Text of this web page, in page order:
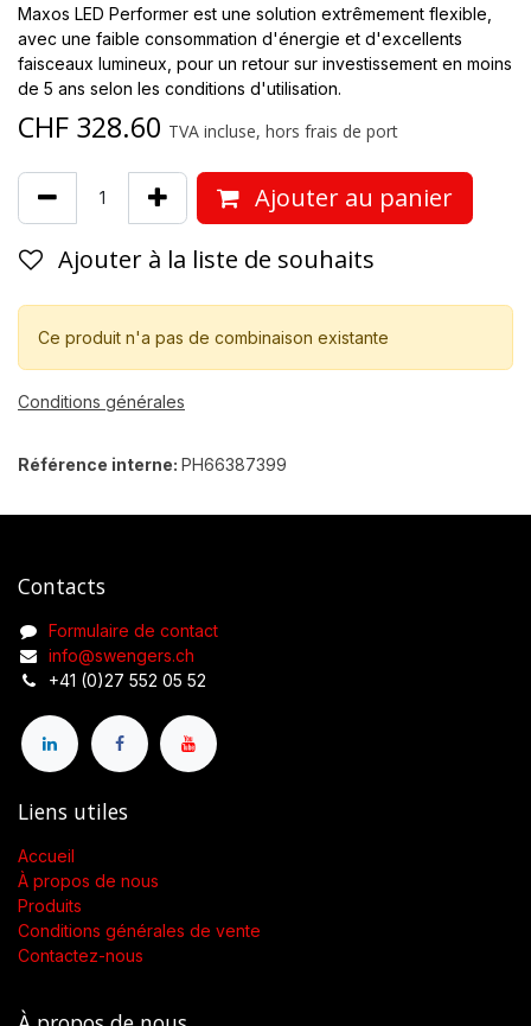
Maxos LED Performer est une solution extrêmement flexible,
avec une faible consommation d'énergie et d'excellents
faisceaux lumineux, pour un retour sur investissement en moins
de 5 ans selon les conditions d'utilisation.
CHF 328.60 TVA incluse, hors frais de port
Ajouter au panier
Ajouter à la liste de souhaits
Ce produit n'a pas de combinaison existante
Conditions générales
Référence interne: PH66387399
Contacts
Formulaire de contact
info@swengers.ch
+41 (0)27 552 05 52
Liens utiles
Accueil
À propos de nous
Produits
Conditions générales de vente
Contactez-nous